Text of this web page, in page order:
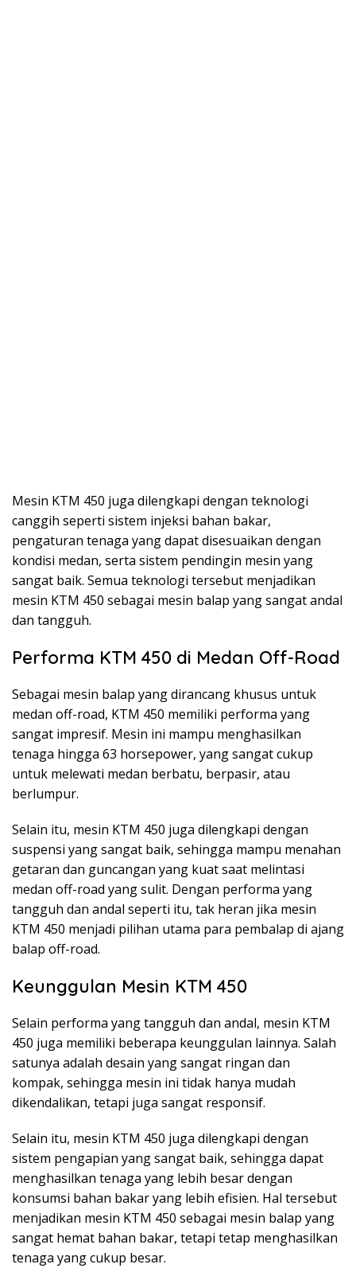
Mesin KTM 450 juga dilengkapi dengan teknologi
canggih seperti sistem injeksi bahan bakar,
pengaturan tenaga yang dapat disesuaikan dengan
kondisi medan, serta sistem pendingin mesin yang
sangat baik. Semua teknologi tersebut menjadikan
mesin KTM 450 sebagai mesin balap yang sangat andal
dan tangguh.
Performa KTM 450 di Medan Off-Road
Sebagai mesin balap yang dirancang khusus untuk
medan off-road, KTM 450 memiliki performa yang
sangat impresif. Mesin ini mampu menghasilkan
tenaga hingga 63 horsepower, yang sangat cukup
untuk melewati medan berbatu, berpasir, atau
berlumpur.
Selain itu, mesin KTM 450 juga dilengkapi dengan
suspensi yang sangat baik, sehingga mampu menahan
getaran dan guncangan yang kuat saat melintasi
medan off-road yang sulit. Dengan performa yang
tangguh dan andal seperti itu, tak heran jika mesin
KTM 450 menjadi pilihan utama para pembalap di ajang
balap off-road.
Keunggulan Mesin KTM 450
Selain performa yang tangguh dan andal, mesin KTM
450 juga memiliki beberapa keunggulan lainnya. Salah
satunya adalah desain yang sangat ringan dan
kompak, sehingga mesin ini tidak hanya mudah
dikendalikan, tetapi juga sangat responsif.
Selain itu, mesin KTM 450 juga dilengkapi dengan
sistem pengapian yang sangat baik, sehingga dapat
menghasilkan tenaga yang lebih besar dengan
konsumsi bahan bakar yang lebih efisien. Hal tersebut
menjadikan mesin KTM 450 sebagai mesin balap yang
sangat hemat bahan bakar, tetapi tetap menghasilkan
tenaga yang cukup besar.